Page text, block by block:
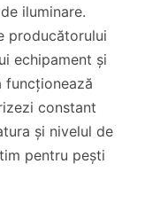
iluminare.
producătorului
echipament și
funcționează
constant
și nivelul de
pentru pești